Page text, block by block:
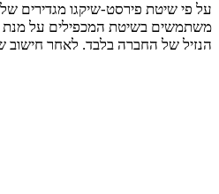
על פי שיטת פירסט-שיקגו מגדירים
הנזיל של החברה בלבד. לאחר